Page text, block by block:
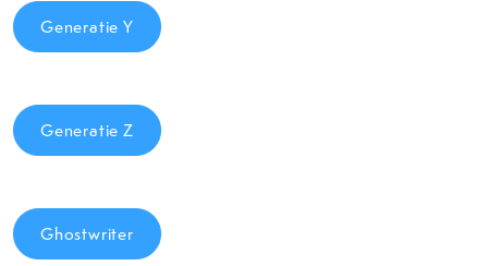
Generatie Y
Generatie Z
Ghostwriter